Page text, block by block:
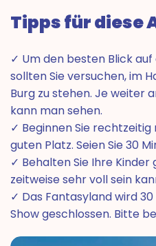
Tipps für diese
✓ Um den besten Blick
sollten Sie versuchen, im
Burg zu stehen. Je weiter
kann man sehen.
✓ Beginnen Sie
guten Platz. Seien Sie 30
✓ Behalten Sie Ihre Kinder
zeitweise sehr voll sein
✓ Das Fantasyland wird
Show geschlossen. Bitte